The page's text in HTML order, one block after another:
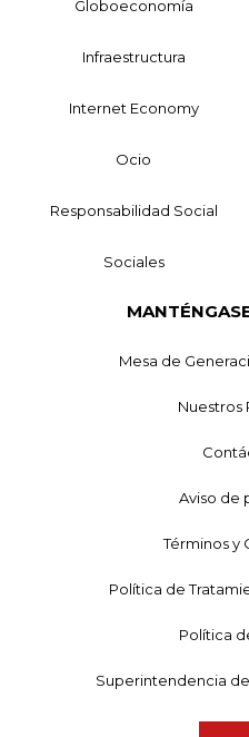
Globoeconomía
Infraestructura
Internet Economy
Ocio
Responsabilidad Social
Sociales
Mesa de
Nuestros
Aviso de
Términos y
Política de
Política
Superintendencia